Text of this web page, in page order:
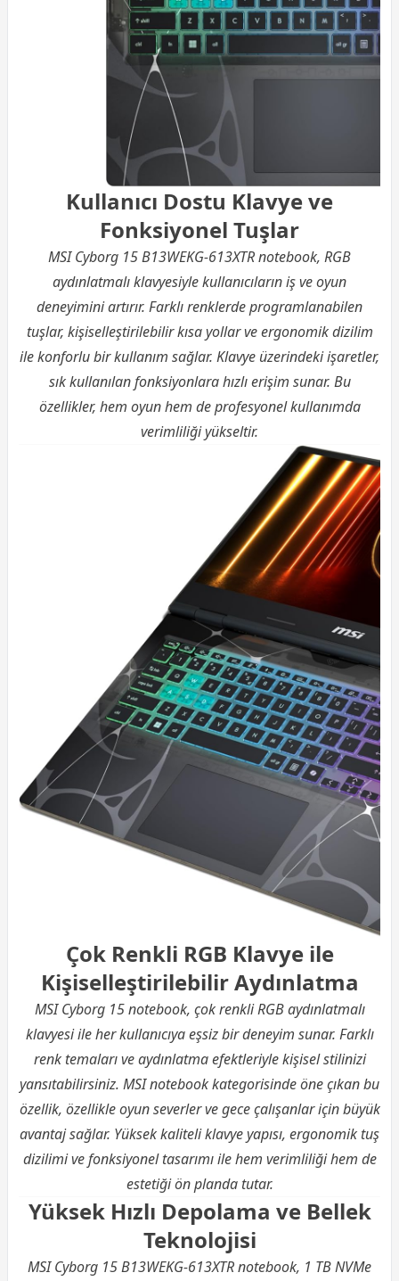
Kullanıcı Dostu Klavye ve
Fonksiyonel Tuşlar
MSI Cyborg 15 B13WEKG-613XTR notebook, RGB
aydınlatmalı klavyesiyle kullanıcıların iş ve oyun
deneyimini artırır. Farklı renklerde programlanabilen
tuşlar, kişiselleştirilebilir kısa yollar ve ergonomik dizilim
ile konforlu bir kullanım sağlar. Klavye üzerindeki işaretler,
sık kullanılan fonksiyonlara hızlı erişim sunar. Bu
özellikler, hem oyun hem de profesyonel kullanımda
verimliliği yükseltir.
Çok Renkli RGB Klavye ile
Kişiselleştirilebilir Aydınlatma
MSI Cyborg 15 notebook, çok renkli RGB aydınlatmalı
klavyesi ile her kullanıcıya eşsiz bir deneyim sunar. Farklı
renk temaları ve aydınlatma efektleriyle kişisel stilinizi
yansıtabilirsiniz. MSI notebook kategorisinde öne çıkan bu
özellik, özellikle oyun severler ve gece çalışanlar için büyük
avantaj sağlar. Yüksek kaliteli klavye yapısı, ergonomik tuş
dizilimi ve fonksiyonel tasarımı ile hem verimliliği hem de
estetiği ön planda tutar.
Yüksek Hızlı Depolama ve Bellek
Teknolojisi
MSI Cyborg 15 B13WEKG-613XTR notebook, 1 TB NVMe